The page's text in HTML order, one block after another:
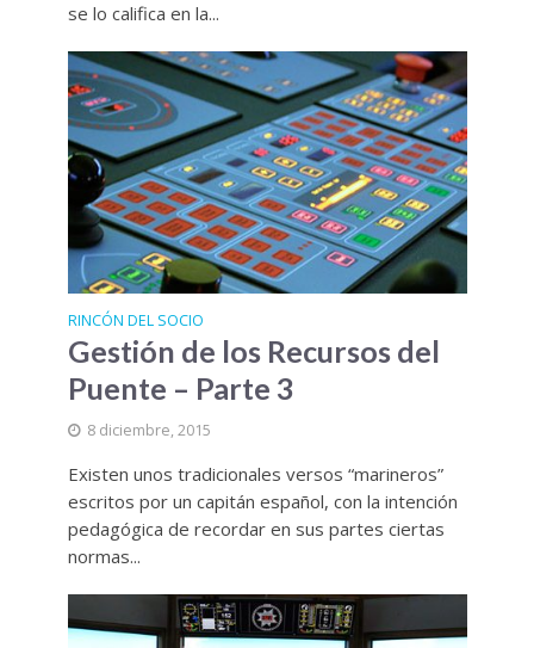
se lo califica en la...
RINCÓN DEL SOCIO
Gestión de los Recursos del
Puente – Parte 3
8 diciembre, 2015
Existen unos tradicionales versos “marineros”
escritos por un capitán español, con la intención
pedagógica de recordar en sus partes ciertas
normas...